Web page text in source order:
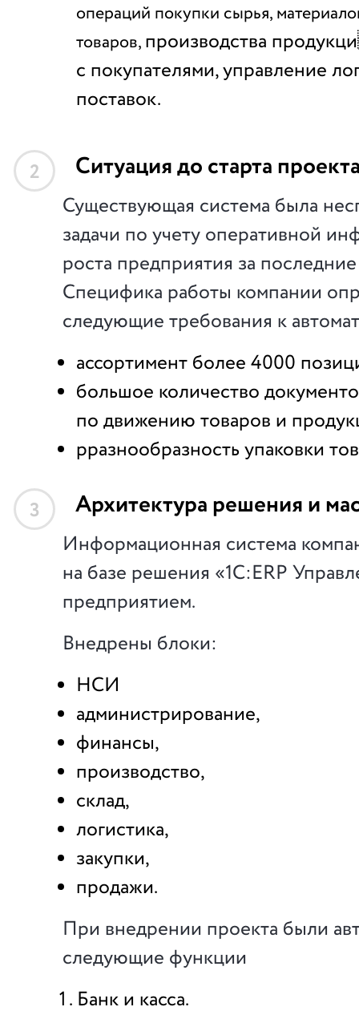
операций покупки сырья,
товаров,производства
с покупателями, управление
поставок.
2 Ситуация до старта
Существующая система была
задачи по учету оперативной
роста предприятия за
Специфика работы компании
следующие требования к
ассортимент более 4000
большое количество
по движению товаров и
рразнообразность упаковки
3 Архитектура решения и
Информационная система
на базе решения «1С:ERP
предприятием.
Внедрены блоки:
НСИ
администрирование,
финансы,
производство,
склад,
логистика,
закупки,
продажи.
При внедрении проекта были
следующие функции
Банк и касса.